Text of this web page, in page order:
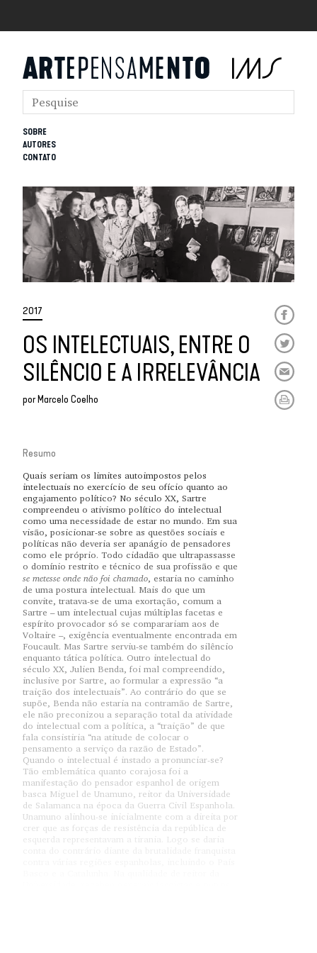
SOBRE
AUTORES
CONTATO
2017
OS INTELECTUAIS, ENTRE O
SILÊNCIO E A IRRELEVÂNCIA
porMarcelo Coelho
Resumo
Quais seriam os limites autoimpostos pelos
intelectuais no exercício de seu ofício quanto ao
engajamento político? No século XX, Sartre
compreendeu o ativismo político do intelectual
como uma necessidade de estar no mundo. Em sua
visão, posicionar-se sobre as questões sociais e
políticas não deveria ser apanágio de pensadores
como ele próprio. Todo cidadão que ultrapassasse
o domínio restrito e técnico de sua profissão e que
se metesse onde não foi chamado , estaria no caminho
de uma postura intelectual. Mais do que um
convite, tratava-se de uma exortação, comum a
Sartre – um intelectual cujas múltiplas facetas e
espírito provocador só se comparariam aos de
Voltaire –, exigência eventualmente encontrada em
Foucault. Mas Sartre serviu-se também do silêncio
enquanto tática política. Outro intelectual do
século XX, Julien Benda, foi mal compreendido,
inclusive por Sartre, ao formular a expressão “a
traição dos intelectuais”. Ao contrário do que se
supõe, Benda não estaria na contramão de Sartre,
ele não preconizou a separação total da atividade
do intelectual com a política, a “traição” de que
fala consistiria “na atitude de colocar o
pensamento a serviço da razão de Estado”.
Quando o intelectual é instado a pronunciar-se?
Tão emblemática quanto corajosa foi a
manifestação do pensador espanhol de origem
basca Miguel de Unamuno, reitor da Universidade
de Salamanca na época da Guerra Civil Espanhola.
Unamuno alinhou-se inicialmente com a direita por
crer que as forças de resistência da república de
esquerda representavam a tirania. Logo se daria